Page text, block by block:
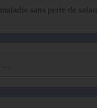
sans perte de